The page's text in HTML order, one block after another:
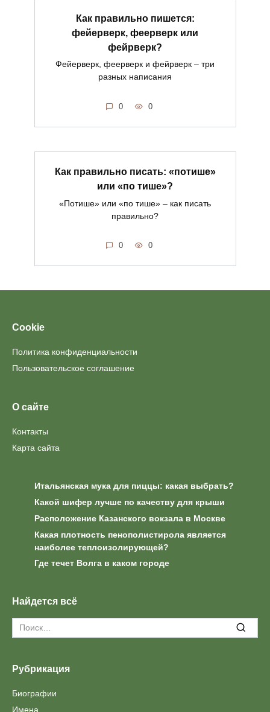
Как правильно пишется:
фейерверк, феерверк или
фейрверк?
Фейерверк, феерверк и фейрверк – три
разных написания
0 0
Как правильно писать: «потише»
или «по тише»?
«Потише» или «по тише» – как писать
правильно?
0 0
Cookie
Политика конфиденциальности
Пользовательское соглашение
О сайте
Контакты
Карта сайта
Итальянская мука для пиццы: какая выбрать?
Какой шифер лучше по качеству для крыши
Расположение Казанского вокзала в Москве
Какая плотность пенополистирола является
наиболее теплоизолирующей?
Где течет Волга в каком городе
Найдется всё
Search
for:
Рубрикация
Биографии
Имена